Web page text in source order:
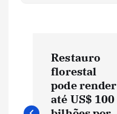
v
Restauro
florestal
pode render
até US$ 100